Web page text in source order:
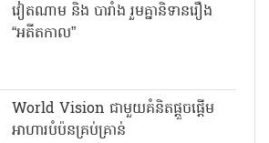
វៀតណាម និង បារាំង រួមគ្នានិទានរឿង
“អតីតកាល”
World Vision ជាមួយគំនិតផ្តួចផ្តើម
អាហារបំប៉នគ្រប់គ្រាន់